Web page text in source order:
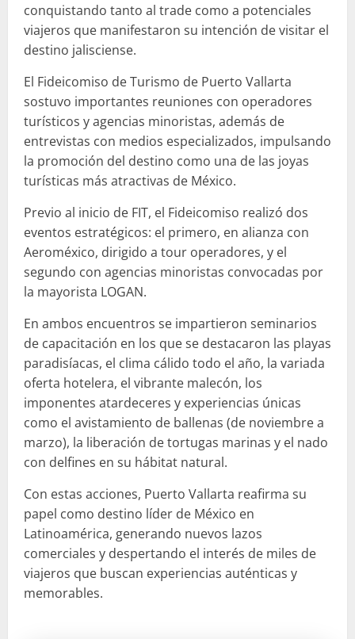
conquistando tanto al trade como a potenciales
viajeros que manifestaron su intención de visitar el
destino jalisciense.
El Fideicomiso de Turismo de Puerto Vallarta
sostuvo importantes reuniones con operadores
turísticos y agencias minoristas, además de
entrevistas con medios especializados, impulsando
la promoción del destino como una de las joyas
turísticas más atractivas de México.
Previo al inicio de FIT, el Fideicomiso realizó dos
eventos estratégicos: el primero, en alianza con
Aeroméxico, dirigido a tour operadores, y el
segundo con agencias minoristas convocadas por
la mayorista LOGAN.
En ambos encuentros se impartieron seminarios
de capacitación en los que se destacaron las playas
paradisíacas, el clima cálido todo el año, la variada
oferta hotelera, el vibrante malecón, los
imponentes atardeceres y experiencias únicas
como el avistamiento de ballenas (de noviembre a
marzo), la liberación de tortugas marinas y el nado
con delfines en su hábitat natural.
Con estas acciones, Puerto Vallarta reafirma su
papel como destino líder de México en
Latinoamérica, generando nuevos lazos
comerciales y despertando el interés de miles de
viajeros que buscan experiencias auténticas y
memorables.